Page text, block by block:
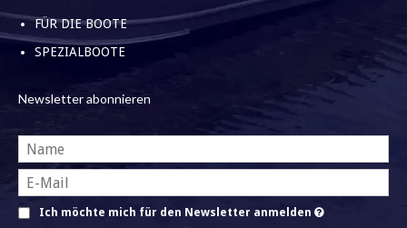
FÜR DIE BOOTE
SPEZIALBOOTE
Newsletter abonnieren
Ich möchte mich für den Newsletter anmelden